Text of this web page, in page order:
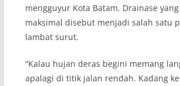
mengguyur Kota Batam. Drainase
maksimal disebut menjadi salah satu
lambat surut.
“Kalau hujan deras begini memang
apalagi di titik jalan rendah. Kadang